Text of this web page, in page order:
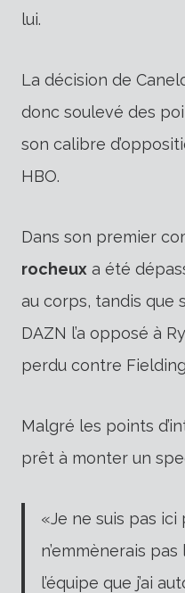
lui.
La décision de
donc soulevé des
son calibre
HBO.
Dans son premier
rocheux a été
au corps, tandis que
DAZN l’a opposé à
perdu contre
Malgré les points
prêt à monter un
«Je ne suis pas
n’emmènerais pas
l’équipe que j’ai